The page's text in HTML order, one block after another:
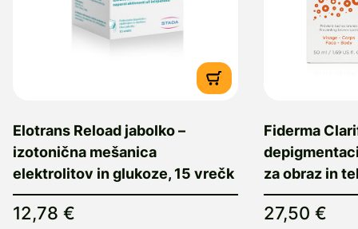
Elotrans Reload jabolko –
izotonična mešanica
elektrolitov in glukoze, 15 vrečk
12,78 €
Fiderma
za obraz in
27,50 €